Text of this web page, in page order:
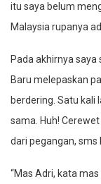
itu saya belum
Malaysia rupanya
Pada akhirnya
Baru melepaskan
berdering. Satu kali
sama. Huh!
dari pegangan, sms
“Mas Adri, kata